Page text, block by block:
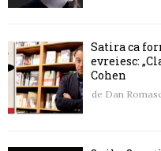
Satira ca
evreiesc:
Cohen
de Dan